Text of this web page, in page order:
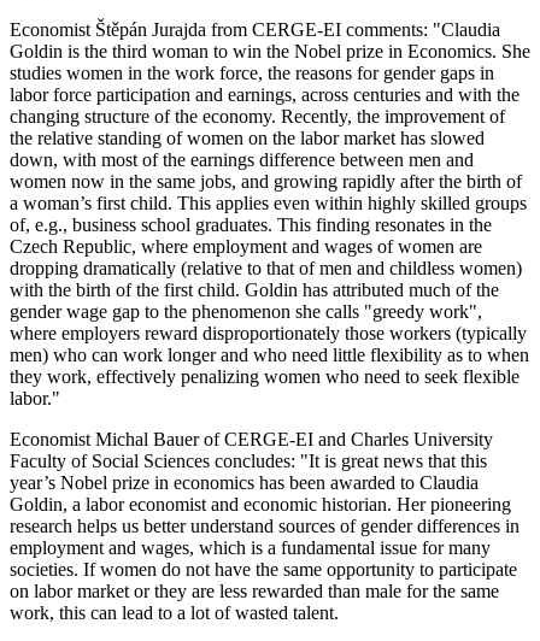
Economist Štěpán Jurajda from CERGE-EI comments: "Claudia
Goldin is the third woman to win the Nobel prize in Economics. She
studies women in the work force, the reasons for gender gaps in
labor force participation and earnings, across centuries and with the
changing structure of the economy. Recently, the improvement of
the relative standing of women on the labor market has slowed
down, with most of the earnings difference between men and
women now in the same jobs, and growing rapidly after the birth of
a woman’s first child. This applies even within highly skilled groups
of, e.g., business school graduates. This finding resonates in the
Czech Republic, where employment and wages of women are
dropping dramatically (relative to that of men and childless women)
with the birth of the first child. Goldin has attributed much of the
gender wage gap to the phenomenon she calls "greedy work",
where employers reward disproportionately those workers (typically
men) who can work longer and who need little flexibility as to when
they work, effectively penalizing women who need to seek flexible
labor."
Economist Michal Bauer of CERGE-EI and Charles University
Faculty of Social Sciences concludes: "It is great news that this
year’s Nobel prize in economics has been awarded to Claudia
Goldin, a labor economist and economic historian. Her pioneering
research helps us better understand sources of gender differences in
employment and wages, which is a fundamental issue for many
societies. If women do not have the same opportunity to participate
on labor market or they are less rewarded than male for the same
work, this can lead to a lot of wasted talent.